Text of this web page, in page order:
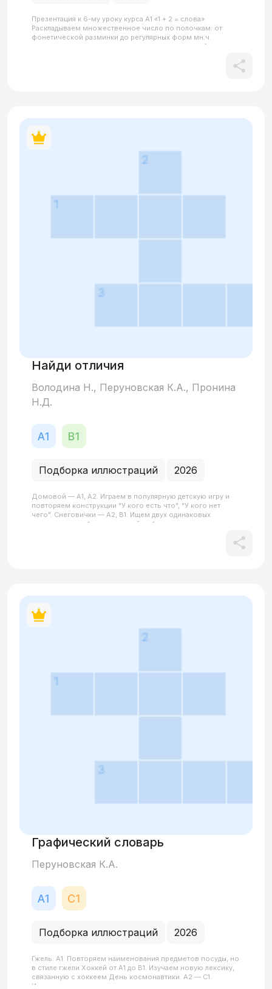
Презентация к 6-му уроку курса А1 «1 + 2 = слова».
Раскладываем множественное число по полочкам: от
фонетической разминки до регулярных форм мн.ч.
существительных и притяжательных местоимений на
кликабельны.
Найди отличия
Володина Н., Перуновская К.А., Пронина
Н.Д.
Подборка иллюстраций 2026
Домовой — А1, А2. Играем в популярную детскую игру и
повторяем конструкции "У кого есть что", "У кого нет
чего". Снеговички — А2, В1. Ищем двух одинаковых
снеговиков и объясняем свой выбор
Графический словарь
Перуновская К.А.
Подборка иллюстраций 2026
Гжель. А1. Повторяем наименования предметов посуды, но
в стиле гжели Хоккей от А1 до В1. Изучаем новую лексику,
связанную с хоккеем День космонавтики. А2 — С1.
Изучаем названия планет, а также лексику, связанную с